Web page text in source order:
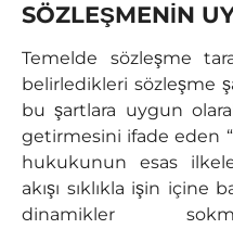
SÖZLEŞMENİN
Temelde sözleşme
belirledikleri sözleşme
bu şartlara uygun
getirmesini ifade eden
hukukunun esas
akışı sıklıkla işin içine
dinamikler